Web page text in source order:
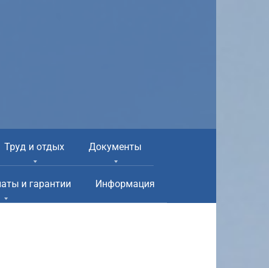
Труд и отдых Документы
и гарантии Информация